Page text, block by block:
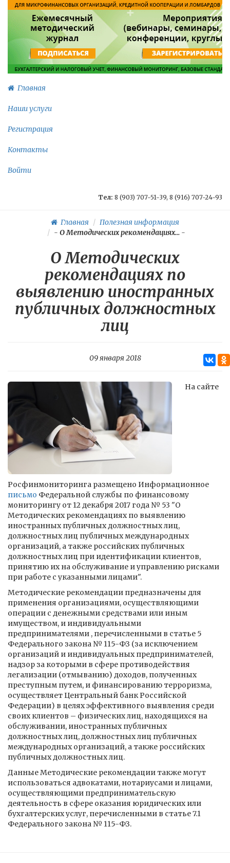
Главная
Наши услуги
Регистрация
Контакты
Войти
Тел: 8 (903) 707-51-39, 8 (916) 707-24-93
Главная
Полезная информация
- О Методических рекомендациях... -
О Методических
рекомендациях по
выявлению иностранных
публичных должностных
лиц
09 января 2018
На сайте
Росфинмониторинга размещено Информационное
письмо Федеральной службы по финансовому
мониторингу от 12 декабря 2017 года № 53 "О
Методических рекомендациях по выявлению
иностранных публичных должностных лиц,
должностных лиц публичных международных
организаций, а также российских публичных
должностных лиц при идентификации клиентов,
принятию их на обслуживание и управлению рисками
при работе с указанными лицами".
Методические рекомендации предназначены для
применения организациями, осуществляющими
операции с денежными средствами или иным
имуществом, и индивидуальными
предпринимателями , перечисленными в статье 5
Федерального закона № 115-ФЗ (за исключением
организаций и индивидуальных предпринимателей,
надзор за которыми в сфере противодействия
легализации (отмыванию) доходов, полученных
преступным путем, и финансированию терроризма,
осуществляет Центральный банк Российской
Федерации) в целях эффективного выявления среди
своих клиентов – физических лиц, находящихся на
обслуживании, иностранных публичных
должностных лиц, должностных лиц публичных
международных организаций, а также российских
публичных должностных лиц.
Данные Методические рекомендации также могут
использоваться адвокатами, нотариусами и лицами,
осуществляющими предпринимательскую
деятельность в сфере оказания юридических или
бухгалтерских услуг, перечисленными в статье 7.1
Федерального закона № 115-ФЗ.